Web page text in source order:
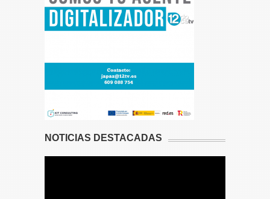
NOTICIAS DESTACADAS